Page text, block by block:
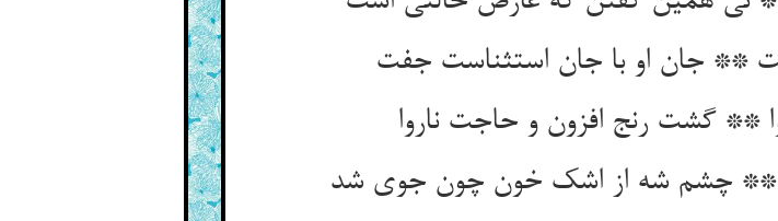
** گشت رنج افزون و حاجت ناروا
** چشم شه از اشک خون چون جوی شد